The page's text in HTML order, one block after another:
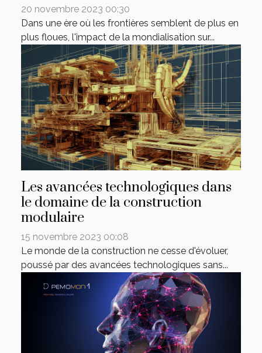
20 novembre 2023 00:30
Dans une ère où les frontières semblent de plus en
plus floues, l'impact de la mondialisation sur...
Les avancées technologiques dans
le domaine de la construction
modulaire
15 novembre 2023 00:08
Le monde de la construction ne cesse d'évoluer,
poussé par des avancées technologiques sans...